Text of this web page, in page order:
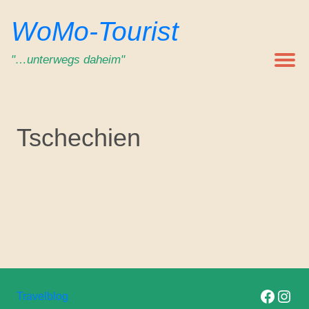
Inhalt
springen
WoMo-Tourist
"…unterwegs daheim"
Tschechien
Travelblog Folge uns auf
Folge